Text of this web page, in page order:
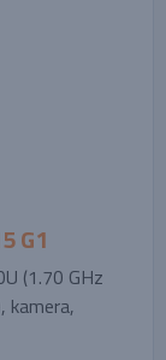
G1
(1.70 GHz
kamera,